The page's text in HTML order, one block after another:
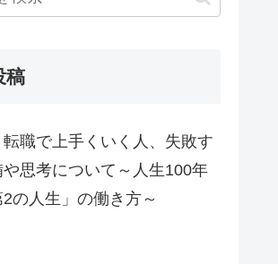
稿
転職で上手くいく人、失敗す
や思考について～人生100年
の人生」の働き方～